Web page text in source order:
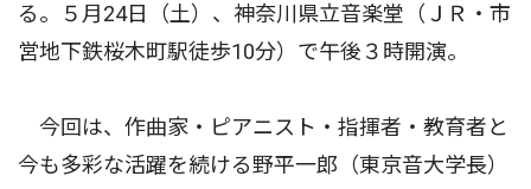
る。５月24日（土）、神奈川県立音楽堂（ＪＲ・市
営地下鉄桜木町駅徒歩10分）で午後３時開演。
今回は、作曲家・ピアニスト・指揮者・教育者と
今も多彩な活躍を続ける野平一郎（東京音大学長）